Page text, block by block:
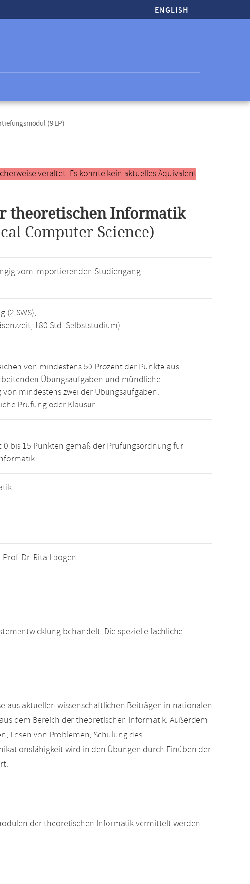
ENGLISH
(9 LP)
veraltet. Es konnte kein aktuelles Äquivalent
theoretischen Informatik
Computer Science)
vom importierenden Studiengang
(2 SWS),
180 Std. Selbststudium)
von mindestens 50 Prozent der Punkte aus
Übungsaufgaben und mündliche
mindestens zwei der Übungsaufgaben.
Prüfung oder Klausur
bis 15 Punkten gemäß der Prüfungsordnung für
Dr. Rita Loogen
behandelt. Die spezielle fachliche
aus aktuellen wissenschaftlichen Beiträgen in nationalen
dem Bereich der theoretischen Informatik. Außerdem
Lösen von Problemen, Schulung des
wird in den Übungen durch Einüben der
der theoretischen Informatik vermittelt werden.